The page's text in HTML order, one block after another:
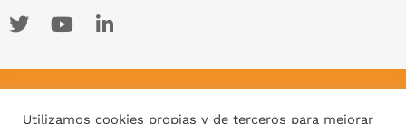
Utilizamos cookies propias y de terceros para mejorar